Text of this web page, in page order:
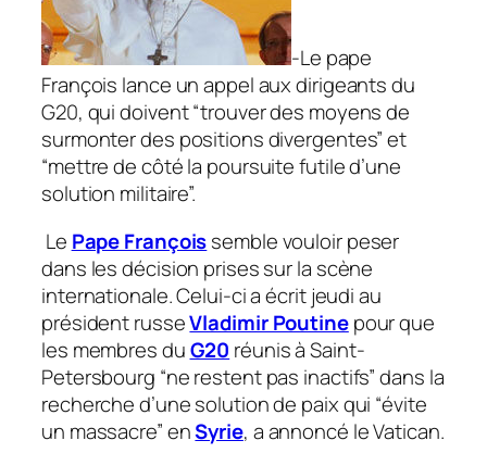
-Le pape
François lance un appel aux dirigeants du
G20, qui doivent “trouver des moyens de
surmonter des positions divergentes” et
“mettre de côté la poursuite futile d’une
solution militaire”.
Le Pape Françoissemble vouloir peser
dans les décision prises sur la scène
internationale. Celui-ci a écrit jeudi au
président russeVladimir Poutinepour que
les membres duG20 réunis à Saint-
Petersbourg “ne restent pas inactifs” dans la
recherche d’une solution de paix qui “évite
un massacre” enSyrie, a annoncé le Vatican.